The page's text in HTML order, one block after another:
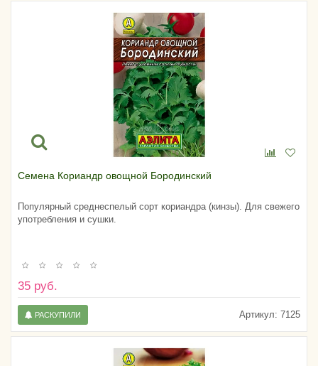
Семена Кориандр овощной Бородинский
Популярный среднеспелый сорт кориандра (кинзы). Для свежего
употребления и сушки.
35 руб.
Артикул: 7125
РАСКУПИЛИ